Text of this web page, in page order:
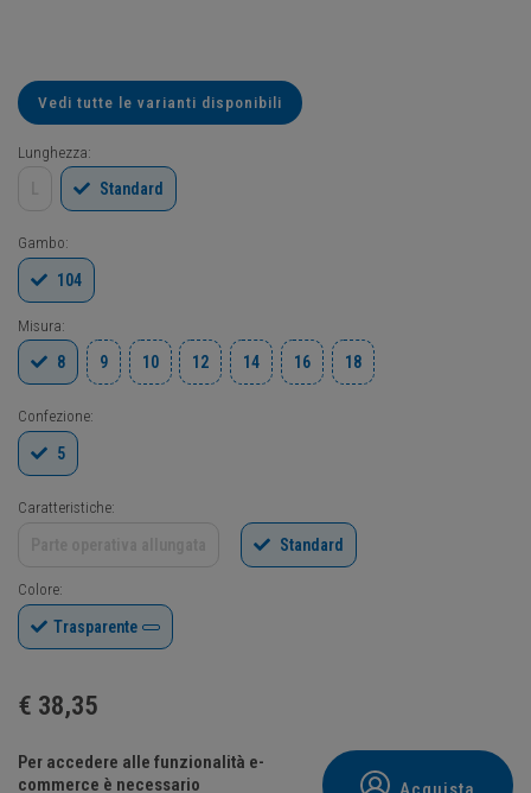
Vedi tutte le varianti disponibili
Lunghezza:
Standard
Gambo:
104
Misura:
8
9 10 12 14 16 18
Confezione:
5
Caratteristiche:
Standard
Colore:
Trasparente
€ 38,35
Per accedere alle funzionalità e-
commerce è necessario